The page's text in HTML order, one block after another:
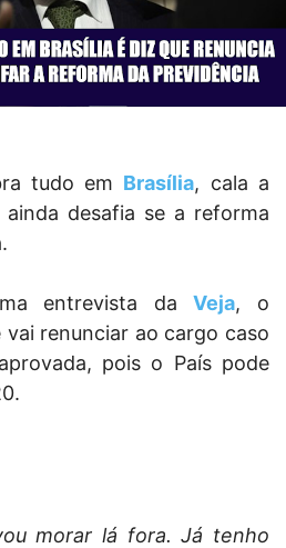
tudo em Brasília, cala a
desafia se a reforma
entrevista daVeja, o
renunciar ao cargo caso
pois o País pode
morar lá fora. Já tenho